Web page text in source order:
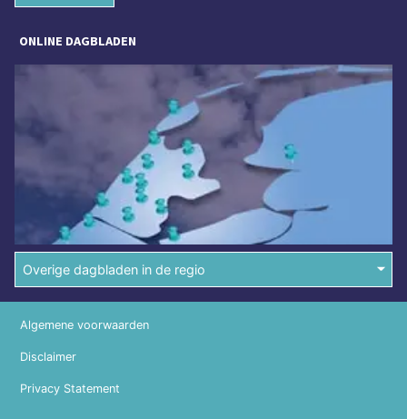
ONLINE DAGBLADEN
Overige dagbladen in de regio
Algemene voorwaarden
Disclaimer
Privacy Statement